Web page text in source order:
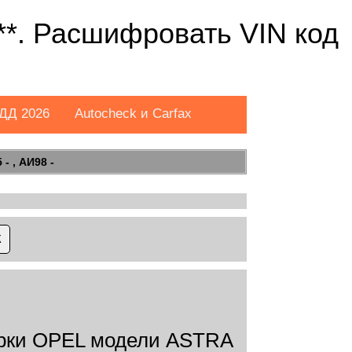
Расшифровать VIN код
2026 Autocheck и Carfax
- , АИ98 -
OPEL модели ASTRA